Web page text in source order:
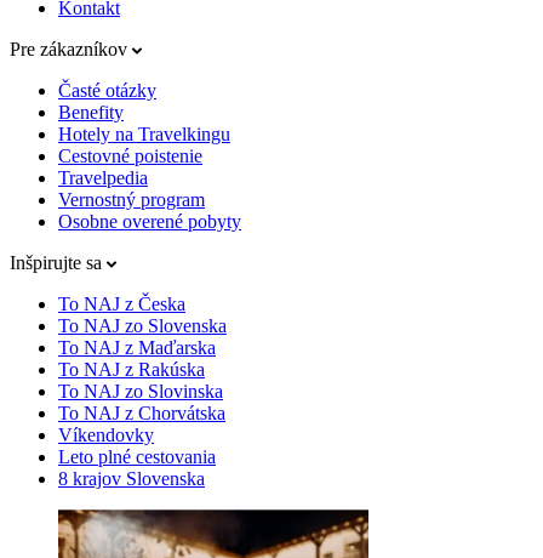
Kontakt
Pre zákazníkov
Časté otázky
Benefity
Hotely na Travelkingu
Cestovné poistenie
Travelpedia
Vernostný program
Osobne overené pobyty
Inšpirujte sa
To NAJ z Česka
To NAJ zo Slovenska
To NAJ z Maďarska
To NAJ z Rakúska
To NAJ zo Slovinska
To NAJ z Chorvátska
Víkendovky
Leto plné cestovania
8 krajov Slovenska